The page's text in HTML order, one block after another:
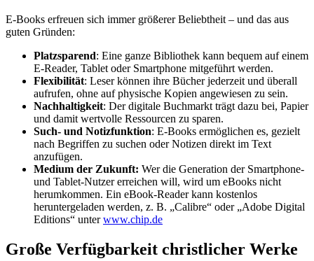
E-Books erfreuen sich immer größerer Beliebtheit – und das aus
guten Gründen:
Platzsparend: Eine ganze Bibliothek kann bequem auf einem
E-Reader, Tablet oder Smartphone mitgeführt werden.
Flexibilität: Leser können ihre Bücher jederzeit und überall
aufrufen, ohne auf physische Kopien angewiesen zu sein.
Nachhaltigkeit: Der digitale Buchmarkt trägt dazu bei, Papier
und damit wertvolle Ressourcen zu sparen.
Such- und Notizfunktion: E-Books ermöglichen es, gezielt
nach Begriffen zu suchen oder Notizen direkt im Text
anzufügen.
Medium der Zukunft: Wer die Generation der Smartphone-
und Tablet-Nutzer erreichen will, wird um eBooks nicht
herumkommen. Ein eBook-Reader kann kostenlos
heruntergeladen werden, z. B. „Calibre“ oder „Adobe Digital
Editions“ unterwww.chip.de
Große Verfügbarkeit christlicher Werke